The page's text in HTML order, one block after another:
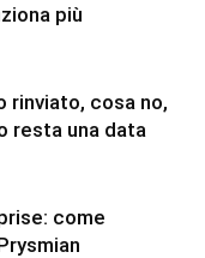
più
rinviato, cosa no,
resta una data
come